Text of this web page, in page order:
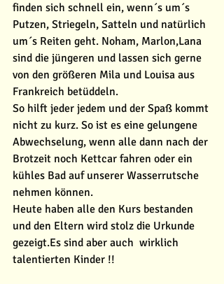
finden sich schnell ein, wenn´s um´s
Putzen, Striegeln, Satteln und natürlich
um´s Reiten geht. Noham, Marlon,Lana
sind die jüngeren und lassen sich gerne
von den größeren Mila und Louisa aus
Frankreich betüddeln.
So hilft jeder jedem und der Spaß kommt
nicht zu kurz. So ist es eine gelungene
Abwechselung, wenn alle dann nach der
Brotzeit noch Kettcar fahren oder ein
kühles Bad auf unserer Wasserrutsche
nehmen können.
Heute haben alle den Kurs bestanden
und den Eltern wird stolz die Urkunde
gezeigt.Es sind aber auch  wirklich
talentierten Kinder !!